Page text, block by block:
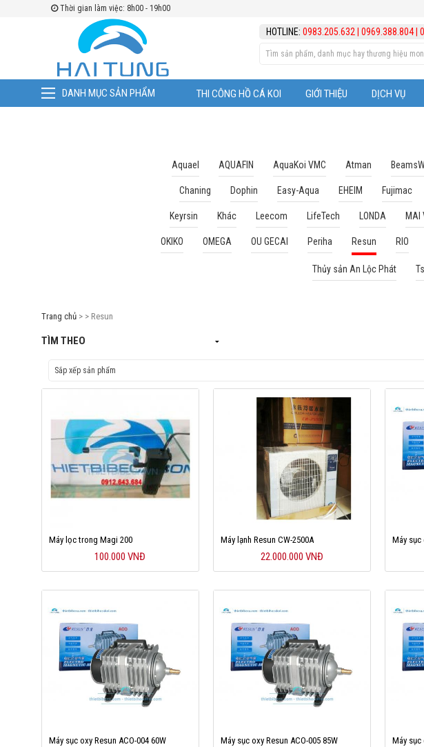
Thời gian làm việc: 8h00 - 19h00
HOTLINE:0983.205.632 |0969.388.804|
DANH MỤC SẢN PHẨM THI CÔNG HỒ CÁ KOI GIỚI THIỆU DỊCH VỤ
Aquael AQUAFIN AquaKoi VMC Atman
Chaning Dophin Easy-Aqua EHEIM Fujimac
Keyrsin Khác Leecom LifeTech LONDA MAI
OKIKO OMEGA OU GECAI Periha Resun RIO
Thủy sản An Lộc Phát
Trang chủ > > Resun
TÌM THEO
Máy lọc trong Magi 200
100.000 VNĐ
Máy lạnh Resun CW-2500A
22.000.000 VNĐ
Máy sục
Máy sục oxy Resun ACO-004 60W Máy sục oxy Resun ACO-005 85W Máy sục